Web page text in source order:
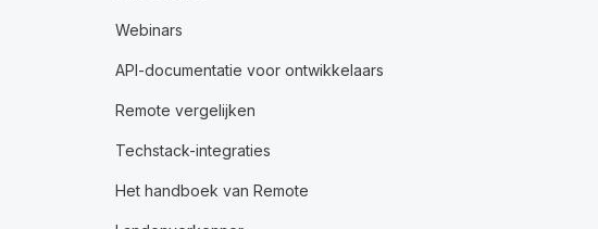
Webinars
API-documentatie voor ontwikkelaars
Remote vergelijken
Techstack-integraties
Het handboek van Remote